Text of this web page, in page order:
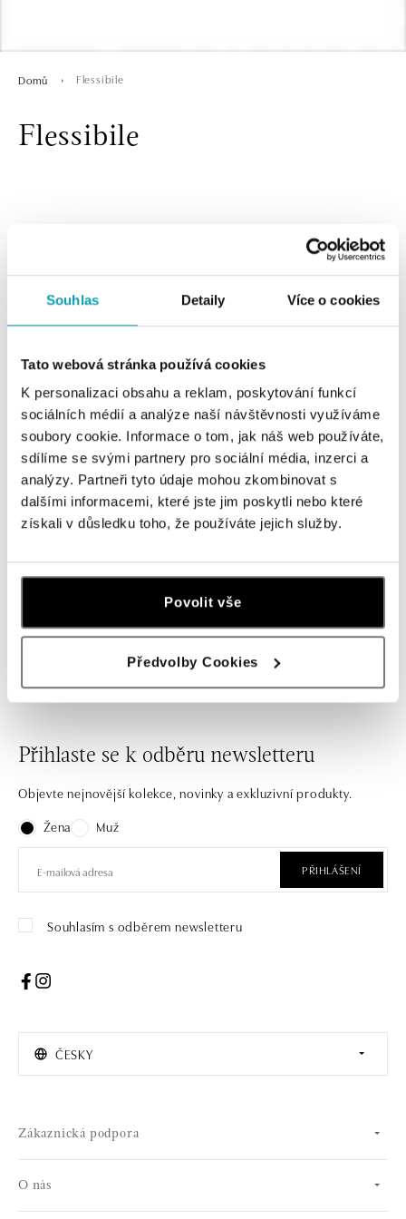
Souhlas Detaily Více o cookies
Tato webová stránka používá cookies
K personalizaci obsahu a reklam, poskytování funkcí
sociálních médií a analýze naší návštěvnosti využíváme
soubory cookie. Informace o tom, jak náš web používáte,
sdílíme se svými partnery pro sociální média, inzerci a
analýzy. Partneři tyto údaje mohou zkombinovat s
dalšími informacemi, které jste jim poskytli nebo které
získali v důsledku toho, že používáte jejich služby.
Povolit vše
Předvolby Cookies
Domů Flessibile
Flessibile
Náramek s diamantem Flessibile
od 87 750 Kč
Náramek s diamanty Flessibile
od 98 550 Kč
Přihlaste se k odběru newsletteru
Objevte nejnovější kolekce, novinky a exkluzivní produkty.
Žena
Muž
PŘIHLÁŠENÍ
Souhlasím s odběrem newsletteru
ČESKY
Zákaznická podpora
O nás